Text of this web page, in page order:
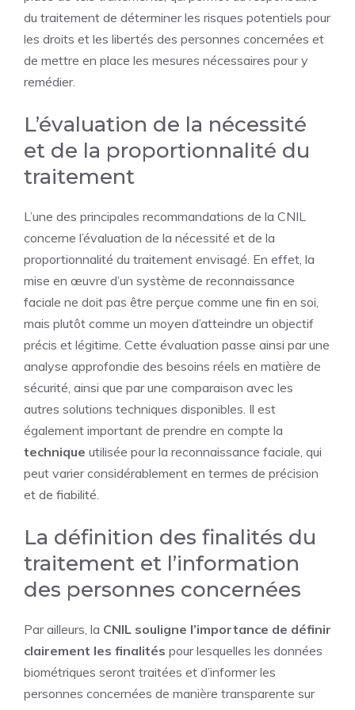
du traitement de déterminer les risques potentiels pour
les droits et les libertés des personnes concernées et
de mettre en place les mesures nécessaires pour y
remédier.
L’évaluation de la nécessité
et de la proportionnalité du
traitement
L’une des principales recommandations de la CNIL
concerne l’évaluation de la nécessité et de la
proportionnalité du traitement envisagé. En effet, la
mise en œuvre d’un système de reconnaissance
faciale ne doit pas être perçue comme une fin en soi,
mais plutôt comme un moyen d’atteindre un objectif
précis et légitime. Cette évaluation passe ainsi par une
analyse approfondie des besoins réels en matière de
sécurité, ainsi que par une comparaison avec les
autres solutions techniques disponibles. Il est
également important de prendre en compte la
technique utilisée pour la reconnaissance faciale, qui
peut varier considérablement en termes de précision
et de fiabilité.
La définition des finalités du
traitement et l’information
des personnes concernées
Par ailleurs, la CNIL souligne l’importance de définir
clairement les finalités pour lesquelles les données
biométriques seront traitées et d’informer les
personnes concernées de manière transparente sur